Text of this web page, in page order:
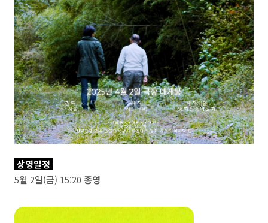
상영일정
5월 2일(금) 15:20 종영